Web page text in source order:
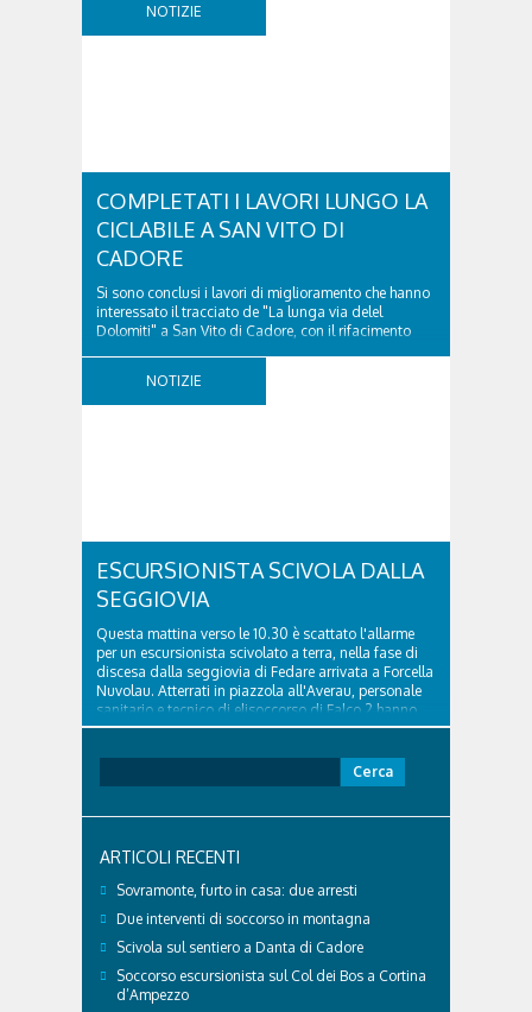
NOTIZIE
COMPLETATI I LAVORI LUNGO LA
CICLABILE A SAN VITO DI
CADORE
Si sono conclusi i lavori di miglioramento che hanno
interessato il tracciato de "La lunga via delel
Dolomiti" a San Vito di Cadore, con il rifacimento
appositi dissuasori in corrispondenza...
NOTIZIE
ESCURSIONISTA SCIVOLA DALLA
SEGGIOVIA
Questa mattina verso le 10.30 è scattato l'allarme
per un escursionista scivolato a terra, nella fase di
discesa dalla seggiovia di Fedare arrivata a Forcella
Nuvolau. Atterrati in piazzola all'Averau, personale
sanitario e tecnico di elisoccorso di Falco 2 hanno
raggiunto il 74enne di Teolo...
per:
ARTICOLI RECENTI
Sovramonte, furto in casa: due arresti
Due interventi di soccorso in montagna
Scivola sul sentiero a Danta di Cadore
Soccorso escursionista sul Col dei Bos a Cortina
d’Ampezzo